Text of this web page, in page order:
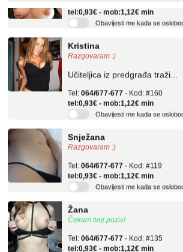
Obavijesti me kada se oslobodi
Razgovaram :)
Učiteljica iz predgrađa traži...
Tel:064/677-677- Kod: #160
tel:0,93€ - mob:1,12€ min
Obavijesti me kada se oslobodi
Razgovaram :)
064/677-677
tel:0,93€ - mob:1,12€ min
Obavijesti me kada se oslobodi
Čekam tvoj poziv!
064/677-677
tel:0,93€ - mob:1,12€ min